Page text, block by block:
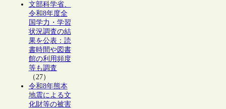
文部科学省、
令和8年度全
国学力・学習
状況調査の結
果を公表：読
書時間や図書
館の利用頻度
等も調査
（27）
令和8年熊本
地震による文
化財等の被害